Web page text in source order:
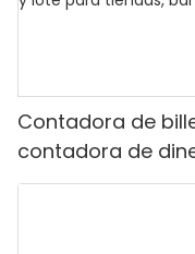
Contadora de
contadora de
detección UV/